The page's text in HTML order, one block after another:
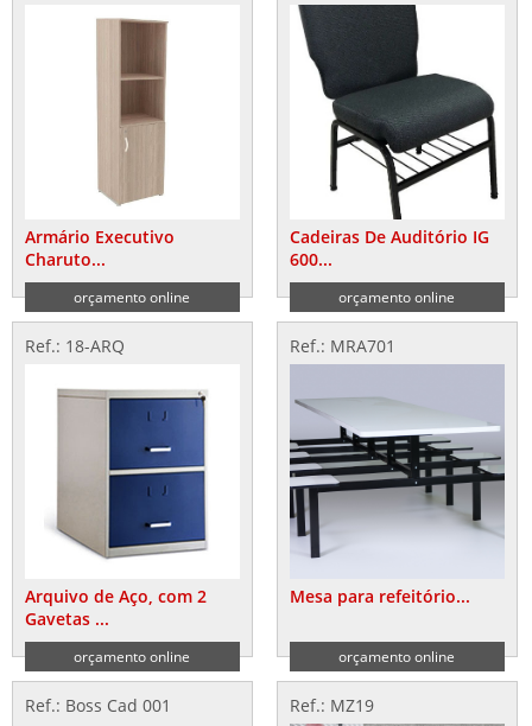
Armário Executivo
Charuto...
orçamento online
Cadeiras De Auditório IG
600...
orçamento online
Ref.: 18-ARQ
Arquivo de Aço, com 2
Gavetas ...
orçamento online
Ref.: MRA701
Mesa para refeitório...
orçamento online
Ref.: Boss Cad 001 Ref.: MZ19